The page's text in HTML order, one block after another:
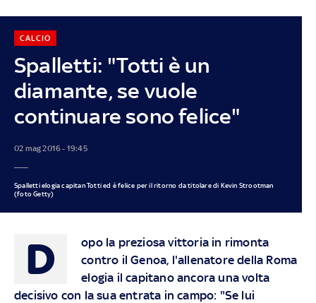
Spalletti: "Totti è un
diamante, se vuole
continuare sono felice"
CALCIO
02 mag 2016 - 19:45
Spalletti elogia capitan Totti ed è felice per il ritorno da titolare di Kevin Strootman
(foto Getty)
D
opo la preziosa vittoria in rimonta
contro il Genoa, l'allenatore della Roma
elogia il capitano ancora una volta
decisivo con la sua entrata in campo: "Se lui